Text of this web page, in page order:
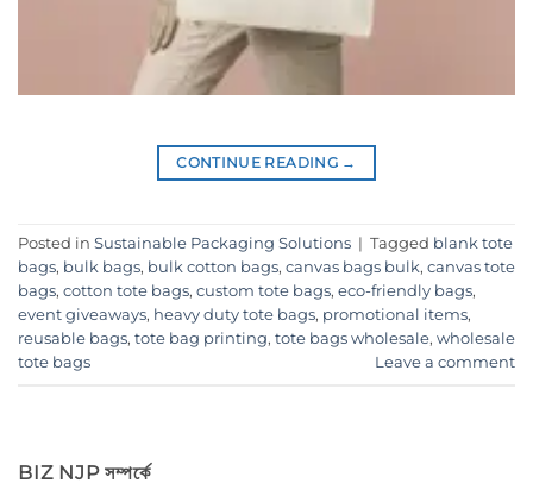
CONTINUE READING →
Posted in Sustainable Packaging Solutions | Tagged blank tote
bags, bulk bags, bulk cotton bags, canvas bags bulk, canvas tote
bags, cotton tote bags, custom tote bags, eco-friendly bags,
event giveaways, heavy duty tote bags, promotional items,
reusable bags, tote bag printing, tote bags wholesale, wholesale
tote bags
Leave a comment
BIZ NJP সম্পর্কে